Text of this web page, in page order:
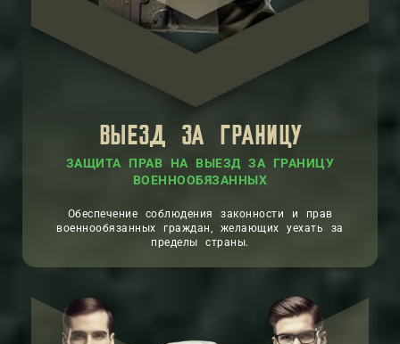
ВЫЕЗД ЗА ГРАНИЦУ
ЗАЩИТА ПРАВ НА ВЫЕЗД ЗА ГРАНИЦУ
ВОЕННООБЯЗАННЫХ
Обеспечение соблюдения законности и прав
военнообязанных граждан, желающих уехать за
пределы страны.